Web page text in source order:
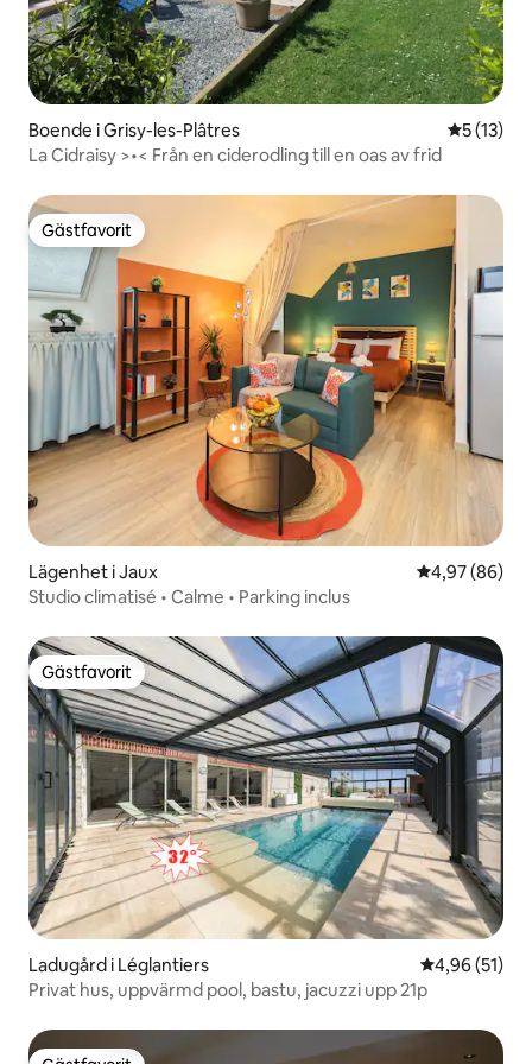
Boende i Grisy-les-Plâtres 5 av 5 i
5 (13)
La Cidraisy >•< Från en ciderodling till en oas av frid
Gästfavorit
Gästfavorit
Lägenhet i Jaux 4,97 av 5 i
4,97 (86)
Studio climatisé • Calme • Parking inclus
Gästfavorit
Gästfavorit
Ladugård i Léglantiers 4,96 av 5 i
4,96 (51)
Privat hus, uppvärmd pool, bastu, jacuzzi upp 21p